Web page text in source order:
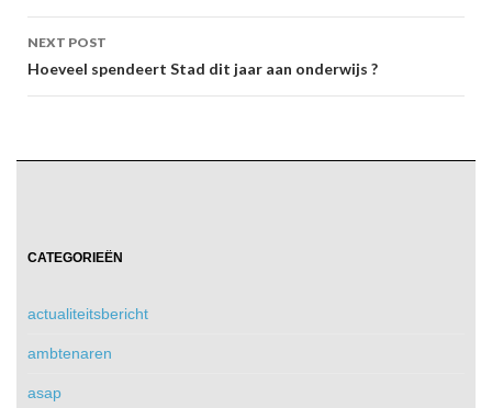
NEXT POST
Hoeveel spendeert Stad dit jaar aan onderwijs ?
CATEGORIEËN
actualiteitsbericht
ambtenaren
asap